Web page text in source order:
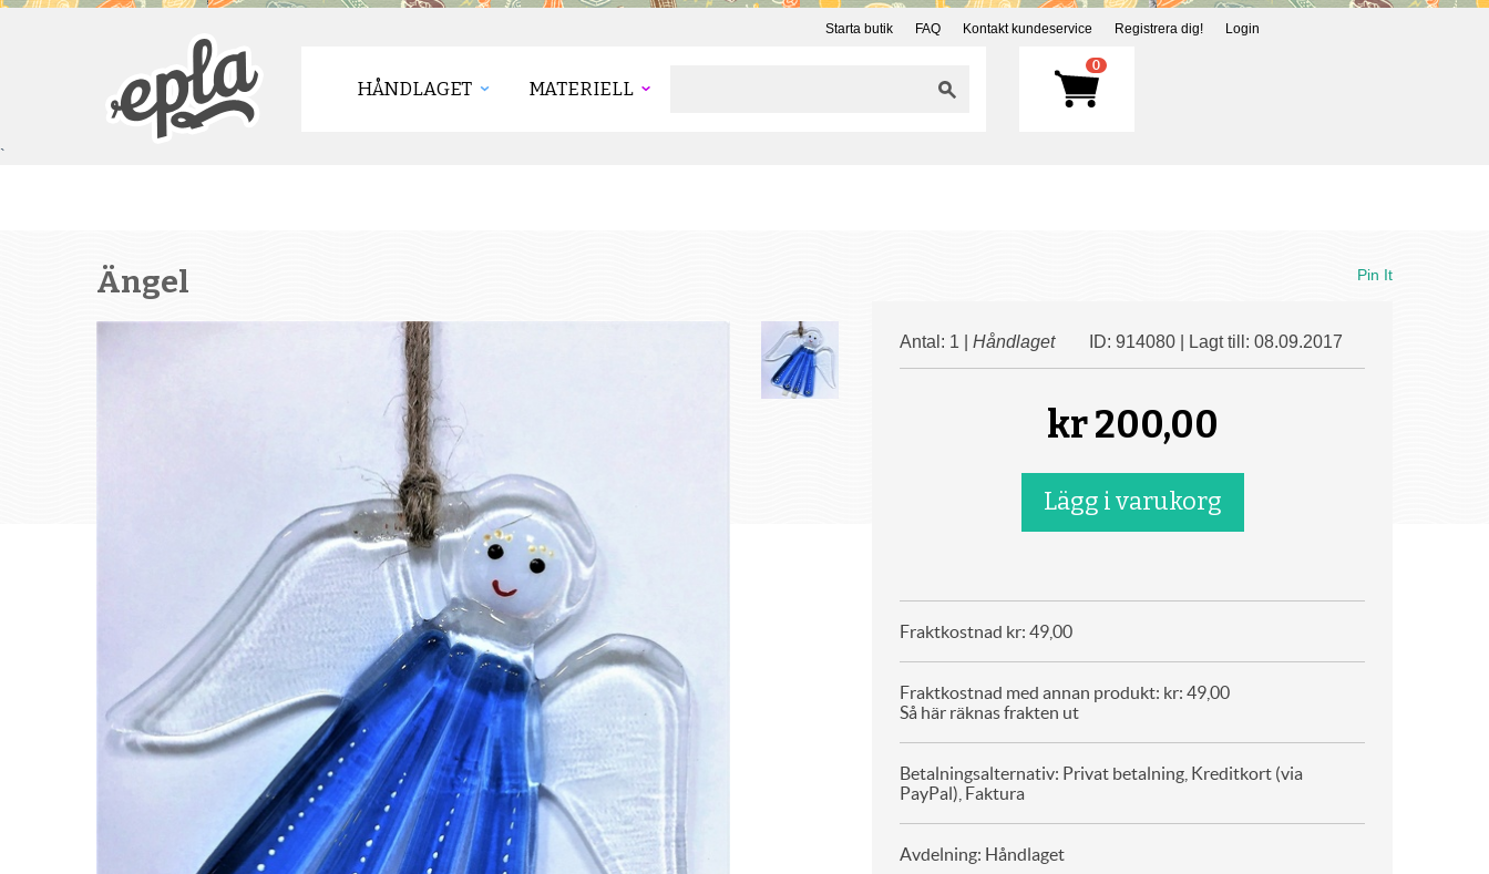
Starta butik FAQ Kontakt kundeservice Registrera dig! Login
HÅNDLAGET MATERIELL
0
`
Ängel Pin It
Antal: 1 | Håndlaget ID: 914080 | Lagt till: 08.09.2017
kr200,00
Fraktkostnad kr: 49,00
Fraktkostnad med annan produkt: kr: 49,00
Så här räknas frakten ut
Betalningsalternativ: Privat betalning, Kreditkort (via
PayPal), Faktura
Avdelning: Håndlaget